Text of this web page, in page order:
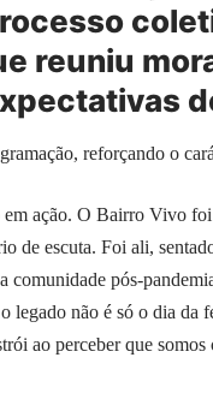
reuniu
reforçando o
ação. O Bairro Vivo
de escuta. Foi ali,
comunidade pós-
não é só o dia da
ao perceber que